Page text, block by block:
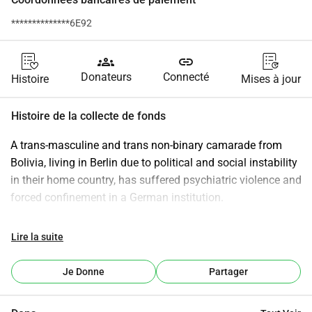
**************6E92
Histoire
groups
Donateurs
link
Connecté Mises à jour
Histoire de la collecte de fonds
A trans-masculine and trans non-binary camarade from
Bolivia, living in Berlin due to political and social instability
in their home country, has suffered psychiatric violence and
forced confinement in a German institution.
They urgently need help covering €4500 in medical bills
This fundraiser supports a vulnerable person harmed by
Lire la suite
Je Donne Partager